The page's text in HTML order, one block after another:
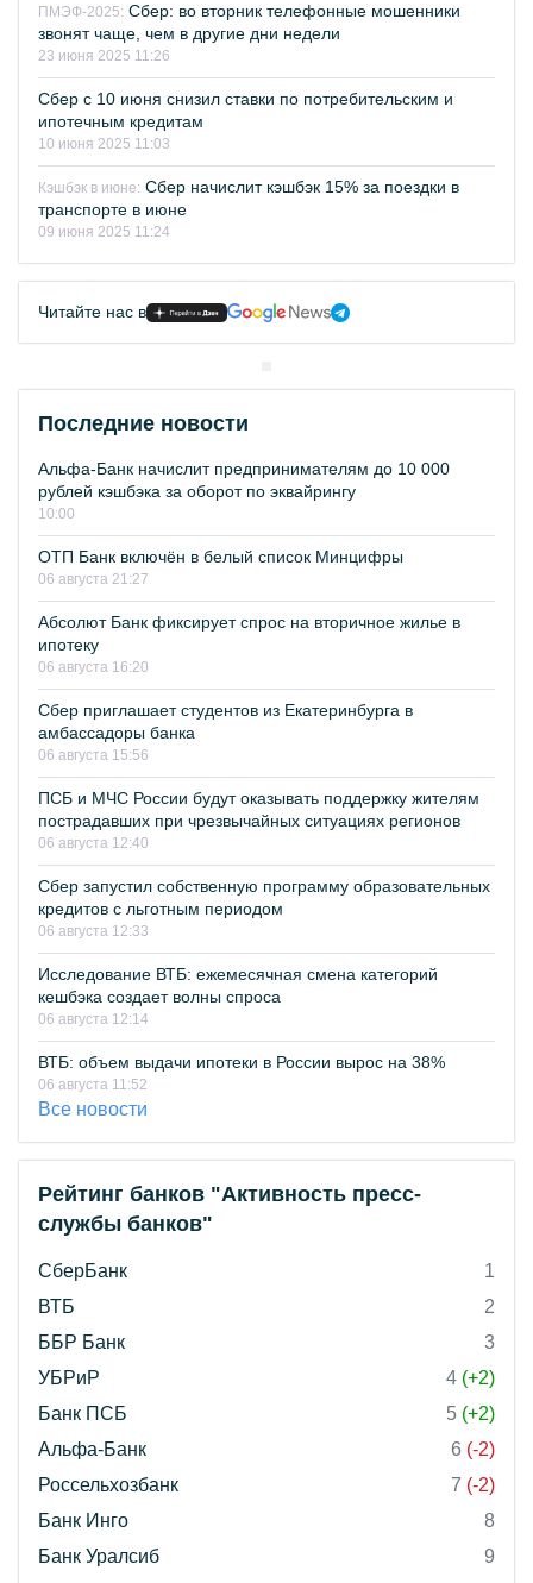
ПМЭФ-2025: Сбер: во вторник телефонные мошенники
звонят чаще, чем в другие дни недели
23 июня 2025 11:26
Сбер с 10 июня снизил ставки по потребительским и
ипотечным кредитам
10 июня 2025 11:03
Кэшбэк в июне: Сбер начислит кэшбэк 15% за поездки в
транспорте в июне
09 июня 2025 11:24
Читайте нас в
Последние новости
Альфа-Банк начислит предпринимателям до 10 000
рублей кэшбэка за оборот по эквайрингу
10:00
ОТП Банк включён в белый список Минцифры
06 августа 21:27
Абсолют Банк фиксирует спрос на вторичное жилье в
ипотеку
06 августа 16:20
Сбер приглашает студентов из Екатеринбурга в
амбассадоры банка
06 августа 15:56
ПСБ и МЧС России будут оказывать поддержку жителям
пострадавших при чрезвычайных ситуациях регионов
06 августа 12:40
Сбер запустил собственную программу образовательных
кредитов с льготным периодом
06 августа 12:33
Исследование ВТБ: ежемесячная смена категорий
кешбэка создает волны спроса
06 августа 12:14
ВТБ: объем выдачи ипотеки в России вырос на 38%
06 августа 11:52
Все новости
Рейтинг банков "Активность пресс-
службы банков"
СберБанк
1
ВТБ
2
ББР Банк
3
УБРиР
4 (+2)
Банк ПСБ
5 (+2)
Альфа-Банк
6 (-2)
Россельхозбанк
7 (-2)
Банк Инго
8
Банк Уралсиб
9